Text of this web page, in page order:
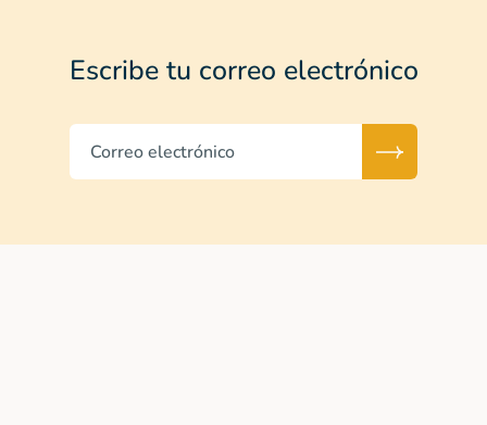
Escribe tu correo electrónico
Correo electrónico